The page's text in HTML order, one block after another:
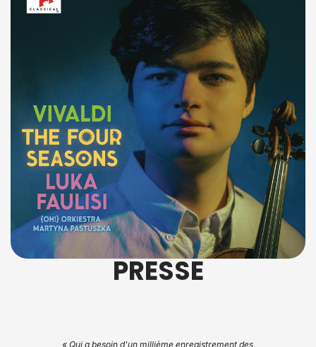
PRESSE
« Qui a besoin d'un millième enregistrement des